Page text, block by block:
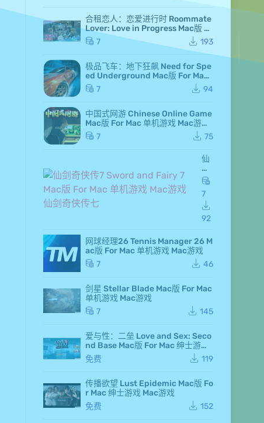
合租恋人：恋爱进行时 Roommate
Lover: Love in Progress Mac版 Fo
r Mac GameStart Mac游戏
7 193
极品飞车：地下狂飙 Need for Spe
ed Underground Mac版 For Mac
极品飞车7 Mac游戏
7 94
中国式网游 Chinese Online Game
Mac版 For Mac 单机游戏 Mac游戏
MMOSimulator
7 75
仙
剑
奇
侠
传
7 S
wo
rd
d F
air
y 7
版
r M
机
游
戏
Ma
游
仙
剑
7
92
网球经理26 Tennis Manager 26 M
ac版 For Mac 单机游戏 Mac游戏
7
46
剑星 Stellar Blade Mac版 For Mac
单机游戏 Mac游戏
7
145
爱与性：二垒 Love and Sex: Seco
nd Base Mac版 For Mac 绅士游戏
Mac游戏
免费 119
传播欲望 Lust Epidemic Mac版 Fo
r Mac 绅士游戏 Mac游戏
免费
152